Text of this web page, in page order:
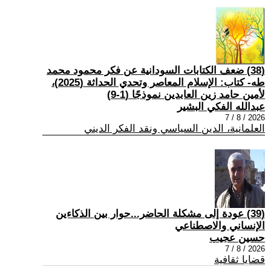
(38) ضعف الكتابات السودانية عن فكر محمود محمد
طه- كتاب: الإسلام المعاصر وتحدي الحداثة (2025)،
لأمين حامد زين العابدين نموذجًا (1-9)
عبدالله الفكي البشير
2026 / 8 / 7
العلمانية، الدين السياسي ونقد الفكر الديني
(39) عودة إلى مشكلة الحاضر...حوار بين الذكاءين
الإنساني والاصطناعي
حسين عجيب
2026 / 8 / 7
قضايا ثقافية